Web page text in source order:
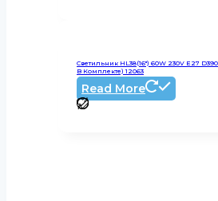
Светильник HL38(16″) 60W 230V E27
В Комплекте) 12063
Read More